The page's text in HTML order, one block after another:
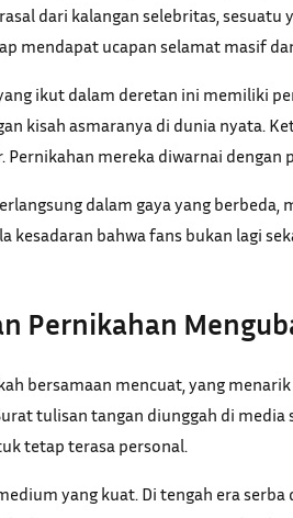
dari kalangan selebritas,
mendapat ucapan selamat masif
ikut dalam deretan ini memiliki
kisah asmaranya di dunia nyata.
mereka diwarnai
dalam gaya yang
kesadaran bahwa fans bukan lagi
Pernikahan
bersamaan mencuat, yang
tulisan tangan diunggah di
tetap terasa personal.
yang kuat. Di tengah era